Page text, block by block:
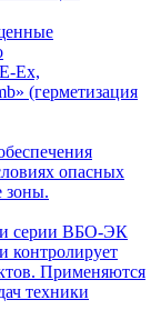
Ех,
(герметизация
опасных
зоны.
серии ВБО-ЭК
контролирует
Применяются
техники